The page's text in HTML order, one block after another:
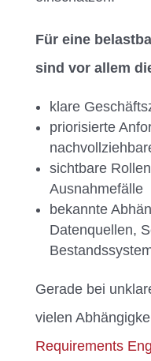
Für eine
sind vor allem
klare
priorisierte
sichtbare
Ausnahmefälle
bekannte
Datenquellen,
Gerade bei
vielen
Requirements